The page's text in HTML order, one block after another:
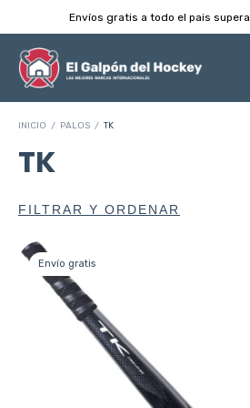
Envíos gratis a todo el pais
INICIO / PALOS / TK
TK
FILTRAR Y ORDENAR
Envío gratis